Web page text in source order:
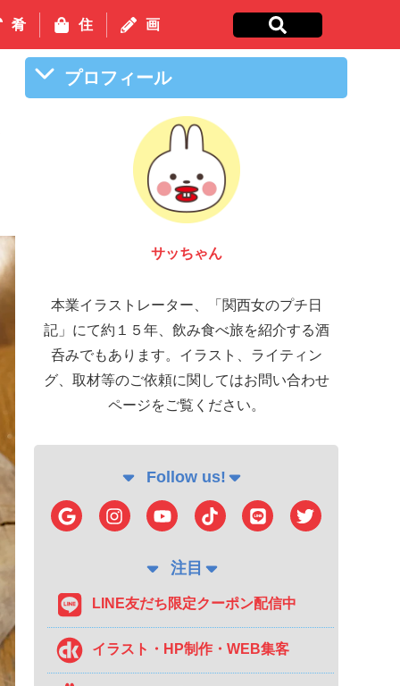
肴 住 画
プロフィール
サッちゃん
本業イラストレーター、「関西女のプチ日
記」にて約１５年、飲み食べ旅を紹介する酒
呑みでもあります。イラスト、ライティン
グ、取材等のご依頼に関してはお問い合わせ
ページをご覧ください。
Follow us!
注目
LINE友だち限定クーポン配信中
イラスト・HP制作・WEB集客